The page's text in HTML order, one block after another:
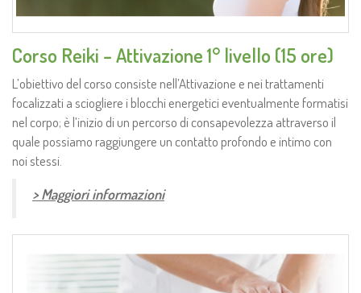
Corso Reiki – Attivazione 1° livello (15 ore)
L’obiettivo del corso consiste nell’Attivazione e nei trattamenti
focalizzati a sciogliere i blocchi energetici eventualmente formatisi
nel corpo; è l’inizio di un percorso di consapevolezza attraverso il
quale possiamo raggiungere un contatto profondo e intimo con
noi stessi.
> Maggiori informazioni